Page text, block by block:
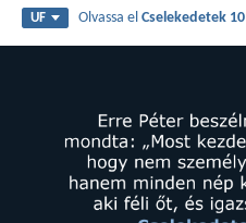
UF Olvassa elCselekedetek 10